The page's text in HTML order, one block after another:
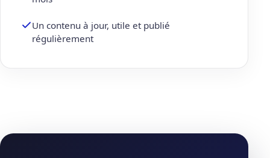
Un contenu à jour, utile et publié
régulièrement